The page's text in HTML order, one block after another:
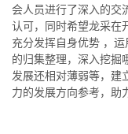
会人员进行了深入的交
认可，同时希望龙采在
充分发挥自身优势 ，
的归集整理，深入挖掘
发展还相对薄弱等，建
力的发展方向参考，助